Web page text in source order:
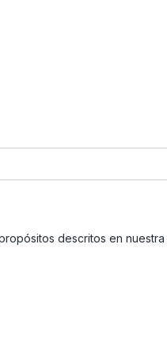
descritos en nuestra